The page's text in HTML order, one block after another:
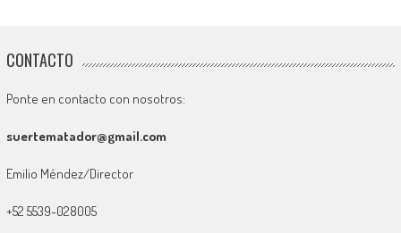
CONTACTO
Ponte en contacto con nosotros:
suertematador@gmail.com
Emilio Méndez/Director
+52 5539-028005